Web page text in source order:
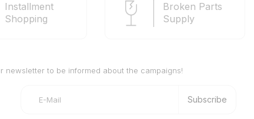
Installment
Shopping
Broken Parts
Supply
newsletter to be informed about the campaigns!
Subscribe